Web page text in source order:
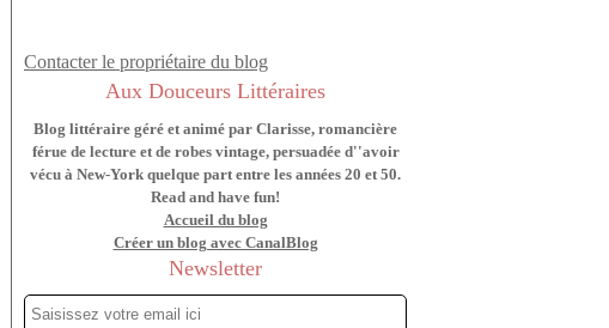
Contacter le propriétaire du blog
Aux Douceurs Littéraires
Blog littéraire géré et animé par Clarisse, romancière
férue de lecture et de robes vintage, persuadée d''avoir
vécu à New-York quelque part entre les années 20 et 50.
Read and have fun!
Accueil du blog
Créer un blog avec CanalBlog
Newsletter